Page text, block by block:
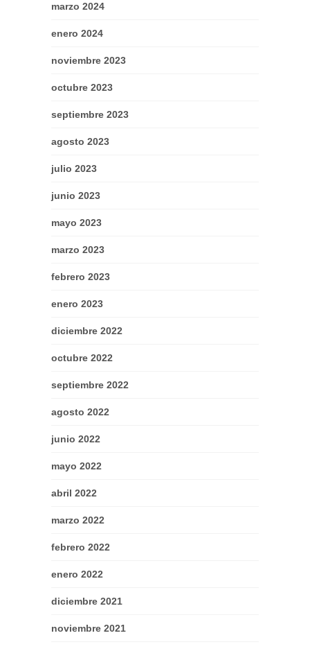
marzo 2024
enero 2024
noviembre 2023
octubre 2023
septiembre 2023
agosto 2023
julio 2023
junio 2023
mayo 2023
marzo 2023
febrero 2023
enero 2023
diciembre 2022
octubre 2022
septiembre 2022
agosto 2022
junio 2022
mayo 2022
abril 2022
marzo 2022
febrero 2022
enero 2022
diciembre 2021
noviembre 2021